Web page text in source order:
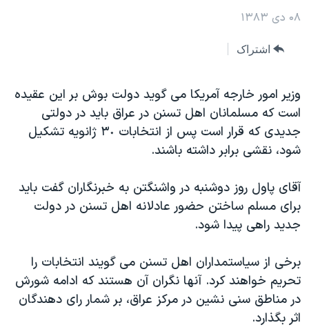
صفحه
جهش
جستجو
جهان
ویژه برنامه‌ها
ویدیوها
فرهنگ و زندگی
اقتصادی
علم و فناوری
گالری عکس
آرشیو پخش زنده
صفحه‌های ویژه
۲۵۰سالگی آمریکا
بایگانی برنامه‌های تلویزیونی
مستندها
حمله جمهوری اسلامی به اسرائیل
رمز مهسا
اعتراضات زن، زندگی، آزادی
مجموعه مستندهای دادخواهی
تریبونال مردمی آبان ۹۸
فرکانس‌های صدای آمریکا
یادگیری زبان انگلیسی
دنبال کنید
زبانهای مختلف
۰۸ دی ۱۳۸۳
اشتراک
وزير امور خارجه آمريکا می گويد دولت بوش بر اين عقيده
است که مسلمانان اهل تسنن در عراق بايد در دولتی
جديدی که قرار است پس از انتخابات ٣٠ ژانويه تشکيل
شود، نقشی برابر داشته باشند.
آقای پاول روز دوشنبه در واشنگتن به خبرنگاران گفت بايد
برای مسلم ساختن حضور عادلانه اهل تسنن در دولت
جديد راهی پيدا شود.
برخی از سياستمداران اهل تسنن می گويند انتخابات را
تحريم خواهند کرد. آنها نگران آن هستند که ادامه شورش
در مناطق سنی نشين در مرکز عراق، بر شمار رای دهندگان
اثر بگذارد.